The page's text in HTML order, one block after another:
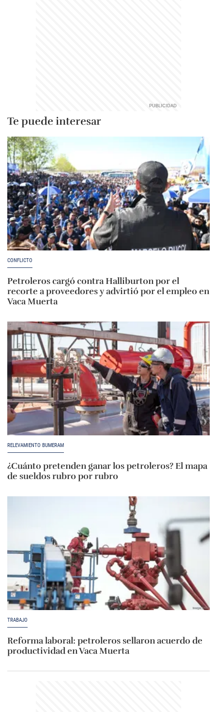
Te puede interesar
CONFLICTO
Petroleros cargó contra Halliburton por el
recorte a proveedores y advirtió por el empleo en
Vaca Muerta
RELEVAMIENTO BUMERAM
¿Cuánto pretenden ganar los petroleros? El mapa
de sueldos rubro por rubro
TRABAJO
Reforma laboral: petroleros sellaron acuerdo de
productividad en Vaca Muerta